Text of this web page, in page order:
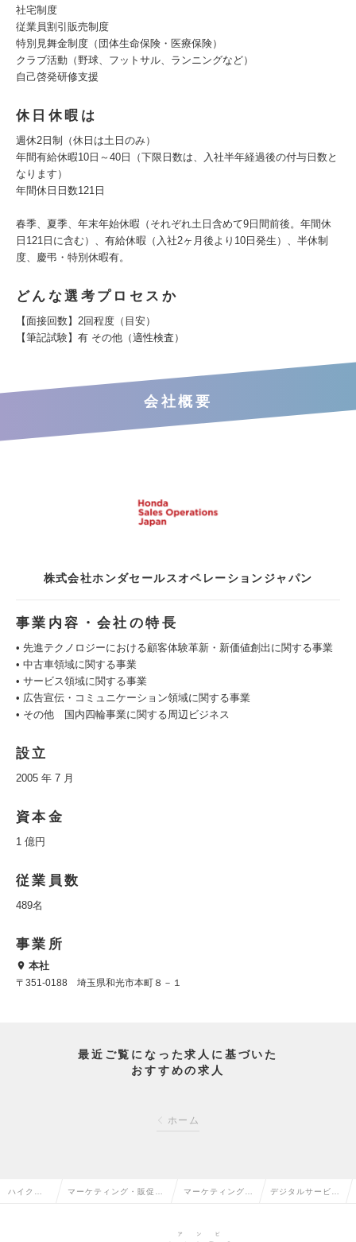
社宅制度
従業員割引販売制度
特別見舞金制度（団体生命保険・医療保険）
クラブ活動（野球、フットサル、ランニングなど）
自己啓発研修支援
休日休暇は
週休2日制（休日は土日のみ）
年間有給休暇10日～40日（下限日数は、入社半年経過後の付与日数と
なります）
年間休日日数121日
春季、夏季、年末年始休暇（それぞれ土日含めて9日間前後。年間休
日121日に含む）、有給休暇（入社2ヶ月後より10日発生）、半休制
度、慶弔・特別休暇有。
どんな選考プロセスか
【面接回数】2回程度（目安）
【筆記試験】有 その他（適性検査）
会社概要
株式会社ホンダセールスオペレーションジャパン
事業内容・会社の特長
• 先進テクノロジーにおける顧客体験革新・新価値創出に関する事業
• 中古車領域に関する事業
• サービス領域に関する事業
• 広告宣伝・コミュニケーション領域に関する事業
• その他 国内四輪事業に関する周辺ビジネス
設立
2005 年 7 月
資本金
1 億円
従業員数
489名
事業所
本社
〒351-0188 埼玉県和光市本町８－１
最近ご覧になった求人に基づいた
おすすめの求人
ホーム
ハイクラ マーケティング・販促企 マーケティング・ デジタルサービス